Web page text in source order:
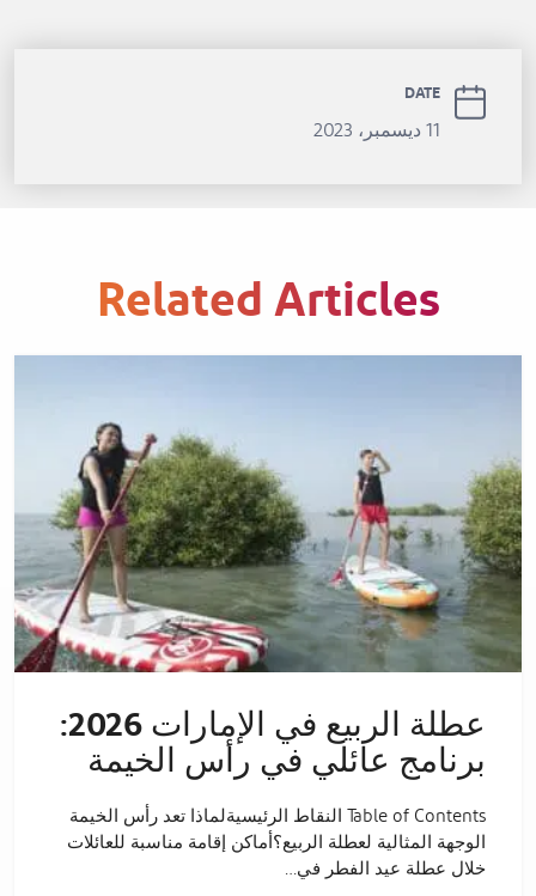
DATE
11 ديسمبر، 2023
Related Articles
عطلة الربيع في الإمارات 2026:
برنامج عائلي في رأس الخيمة
Table of Contents النقاط الرئيسيةلماذا تعد رأس الخيمة
الوجهة المثالية لعطلة الربيع؟أماكن إقامة مناسبة للعائلات
خلال عطلة عيد الفطر في…